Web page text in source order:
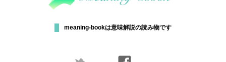
meaning-bookは意味解説の読み物です